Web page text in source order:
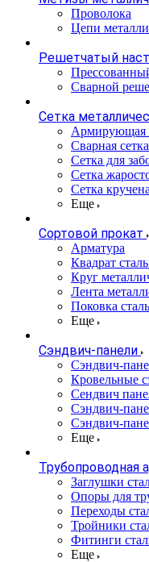
Проволока
Цепи
Решетчатый
Сварной
Сетка
Армирующая
Сварная сетка
Сетка для
Сетка
Сетка
Еще
Сортовой прокат
Арматура
Квадрат
Круг
Лента
Поковка
Еще
Сэндвич-панели
Cэндвич-
Кровельные
Сендвич
Сэндвич-
Сэндвич-
Еще
Трубопроводная
Заглушки
Опоры для
Переходы
Тройники
Фитинги
Еще